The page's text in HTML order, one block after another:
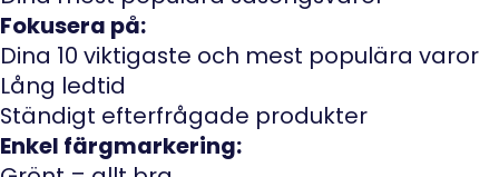
Fokusera på:
Dina 10 viktigaste och mest populära varor
Lång ledtid
Ständigt efterfrågade produkter
Enkel färgmarkering: